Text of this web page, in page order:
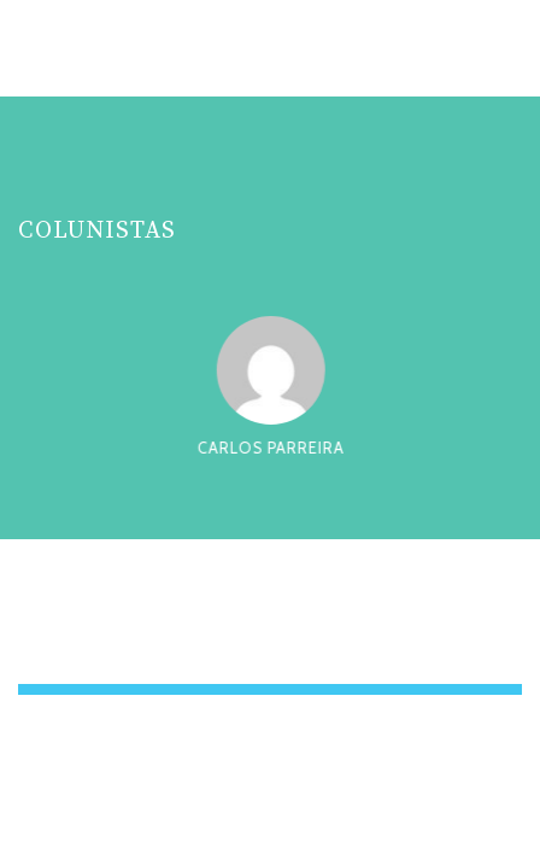
COLUNISTAS
CARLOS PARREIRA